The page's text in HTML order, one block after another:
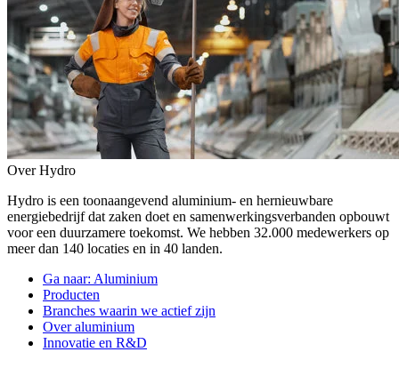
Over Hydro
Hydro is een toonaangevend aluminium- en hernieuwbare
energiebedrijf dat zaken doet en samenwerkingsverbanden opbouwt
voor een duurzamere toekomst. We hebben 32.000 medewerkers op
meer dan 140 locaties en in 40 landen.
Ga naar: Aluminium
Producten
Branches waarin we actief zijn
Over aluminium
Innovatie en R&D